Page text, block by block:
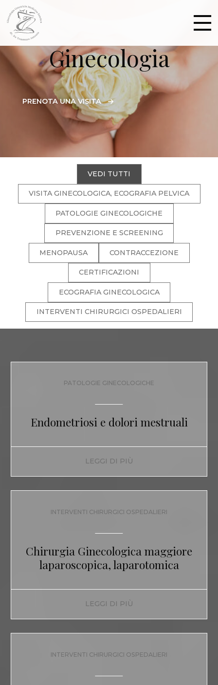
Ginecologia
PRENOTA UNA VISITA
VEDI TUTTI
VISITA GINECOLOGICA, ECOGRAFIA PELVICA
PATOLOGIE GINECOLOGICHE
PREVENZIONE E SCREENING
MENOPAUSA CONTRACCEZIONE
CERTIFICAZIONI
ECOGRAFIA GINECOLOGICA
INTERVENTI CHIRURGICI OSPEDALIERI
PATOLOGIE GINECOLOGICHE
Endometriosi e dolori mestruali
LEGGI DI PIÙ
INTERVENTI CHIRURGICI OSPEDALIERI
Chirurgia Ginecologica maggiore
laparoscopica, laparotomica
LEGGI DI PIÙ
INTERVENTI CHIRURGICI OSPEDALIERI